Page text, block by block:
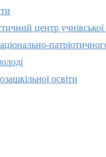
центр учнівської
освіти